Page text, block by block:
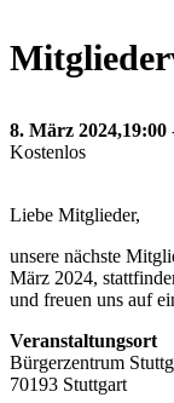
8. März 2024,19:00
Kostenlos
Liebe Mitglieder,
unsere nächste
März 2024,
und freuen uns auf
Veranstaltungsort
Bürgerzentrum
70193 Stuttgart